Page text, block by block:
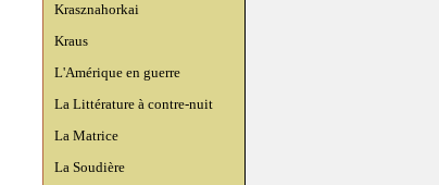
Krasznahorkai
Kraus
L'Amérique en guerre
La Littérature à contre-nuit
La Matrice
La Soudière